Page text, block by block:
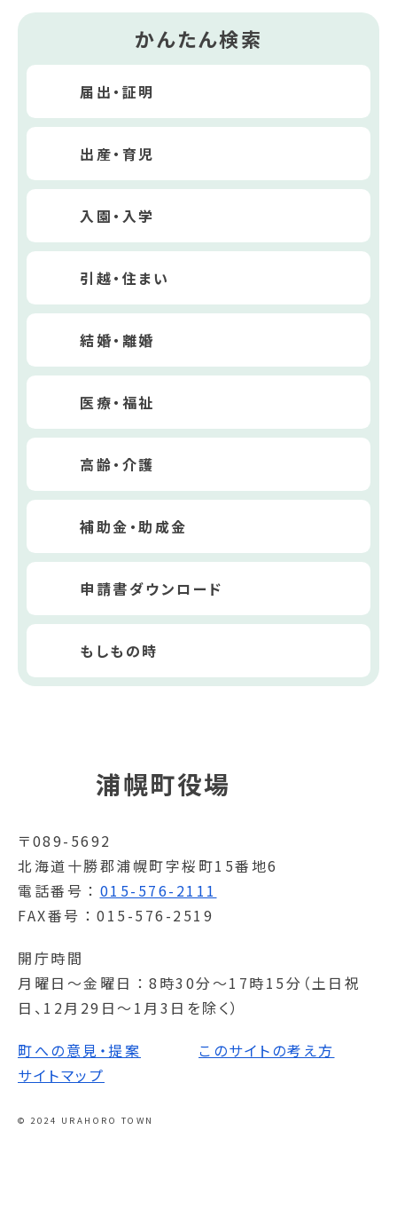
かんたん検索
届出・証明
出産・育児
入園・入学
引越・住まい
結婚・離婚
医療・福祉
高齢・介護
補助金・助成金
申請書ダウンロード
もしもの時
浦幌町役場
〒089-5692
北海道十勝郡浦幌町字桜町15番地6
電話番号
015-576-2111
FAX番号
015-576-2519
開庁時間
月曜日～金曜日
8時30分～17時15分（土日祝
日、12月29日～1月3日を除く）
町への意見・提案
このサイトの考え方
サイトマップ
© 2024 URAHORO TOWN